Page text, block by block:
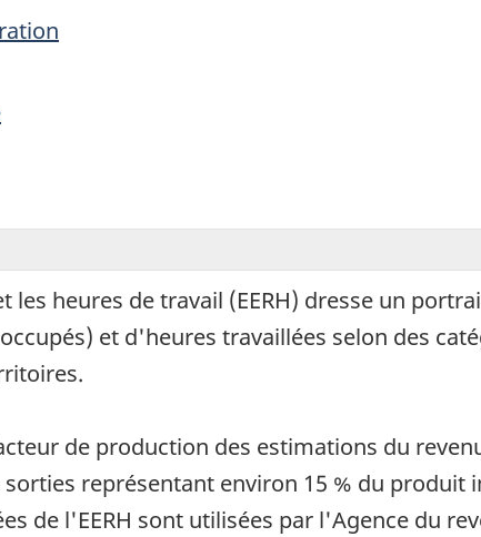
heures de travail (EERH) dresse un
et d'heures travaillées selon des
de production des estimations du
représentant environ 15 % du
de l'EERH sont utilisées par l'Agence du